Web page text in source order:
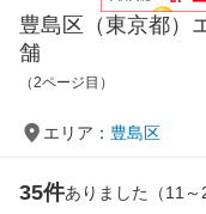
豊島区（東京都）
舗
（2ページ目）
エリア： 豊島区
35件ありました（11～